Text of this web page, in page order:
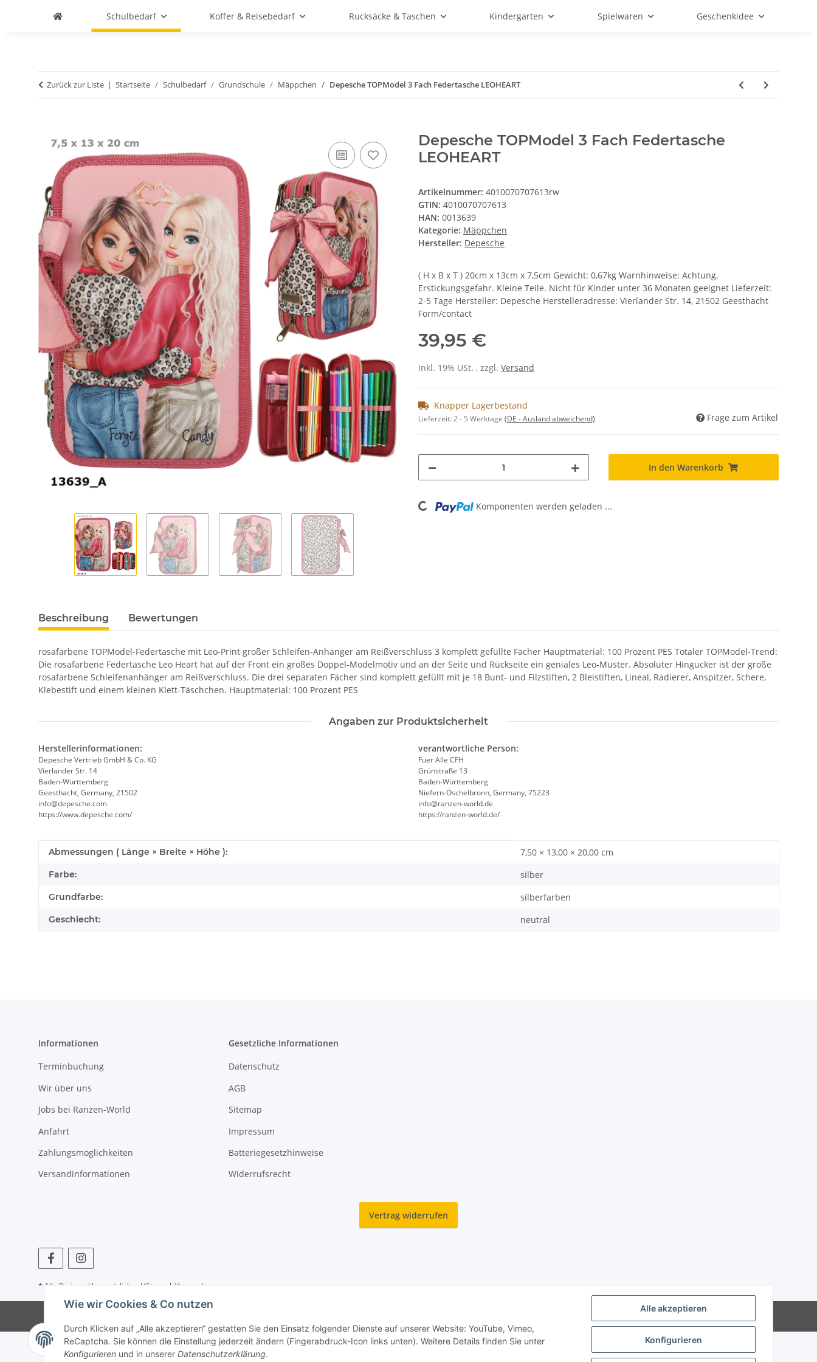
Alle akzeptieren
Konfigurieren
Wie wir Cookies & Co nutzen
Durch Klicken auf „Alle akzeptieren“ gestatten Sie den Einsatz folgender Dienste auf unserer Website: YouTube, Vimeo,
ReCaptcha. Sie können die Einstellung jederzeit ändern (Fingerabdruck-Icon links unten). Weitere Details finden Sie unter
Konfigurieren und in unserer Datenschutzerklärung.
Schulbedarf Koffer & Reisebedarf Rucksäcke & Taschen Kindergarten Spielwaren Geschenkidee
Zurück zur Liste Startseite Schulbedarf Grundschule Mäppchen Depesche TOPModel 3 Fach Federtasche LEOHEART
Depesche TOPModel 3 Fach Federtasche
LEOHEART
Artikelnummer: 4010070707613rw
GTIN: 4010070707613
HAN: 0013639
Kategorie: Mäppchen
Hersteller: Depesche
( H x B x T ) 20cm x 13cm x 7,5cm Gewicht: 0,67kg Warnhinweise: Achtung.
Erstickungsgefahr. Kleine Teile. Nicht für Kinder unter 36 Monaten geeignet Lieferzeit:
2-5 Tage Hersteller: Depesche Herstelleradresse: Vierlander Str. 14, 21502 Geesthacht
Form/contact
39,95 €
inkl. 19% USt. , zzgl. Versand
Knapper Lagerbestand
Lieferzeit:2 - 5 Werktage (DE - Ausland abweichend) Frage zum Artikel
In den Warenkorb
Loading... Komponenten werden geladen ...
Beschreibung Bewertungen
rosafarbene TOPModel-Federtasche mit Leo-Print großer Schleifen-Anhänger am Reißverschluss 3 komplett gefüllte Fächer Hauptmaterial: 100 Prozent PES Totaler TOPModel-Trend:
Die rosafarbene Federtasche Leo Heart hat auf der Front ein großes Doppel-Modelmotiv und an der Seite und Rückseite ein geniales Leo-Muster. Absoluter Hingucker ist der große
rosafarbene Schleifenanhänger am Reißverschluss. Die drei separaten Fächer sind komplett gefüllt mit je 18 Bunt- und Filzstiften, 2 Bleistiften, Lineal, Radierer, Anspitzer, Schere,
Klebestift und einem kleinen Klett-Täschchen. Hauptmaterial: 100 Prozent PES
Angaben zur Produktsicherheit
Herstellerinformationen:
Depesche Vertrieb GmbH & Co. KG
Vierlander Str. 14
Baden-Württemberg
Geesthacht, Germany, 21502
info@depesche.com
https://www.depesche.com/
verantwortliche Person:
Fuer Alle CFH
Grünstraße 13
Baden-Württemberg
Niefern-Öschelbronn, Germany, 75223
info@ranzen-world.de
https://ranzen-world.de/
Produkteigenschaft
Wert
Abmessungen ( Länge × Breite × Höhe ): 7,50 × 13,00 × 20,00 cm
Farbe: silber
Grundfarbe: silberfarben
Geschlecht: neutral
Informationen
Terminbuchung
Wir über uns
Jobs bei Ranzen-World
Anfahrt
Zahlungsmöglichkeiten
Versandinformationen
Gesetzliche Informationen
Datenschutz
AGB
Sitemap
Impressum
Batteriegesetzhinweise
Widerrufsrecht
Vertrag widerrufen
* Alle Preise inkl. gesetzlicher USt., zzgl.Versand